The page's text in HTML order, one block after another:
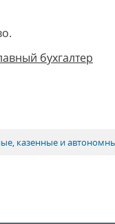
бухгалтер
казенные и